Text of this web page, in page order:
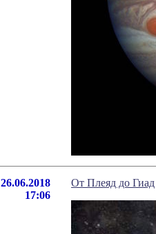
26.06.2018
17:06
От Плеяд дo Гиад